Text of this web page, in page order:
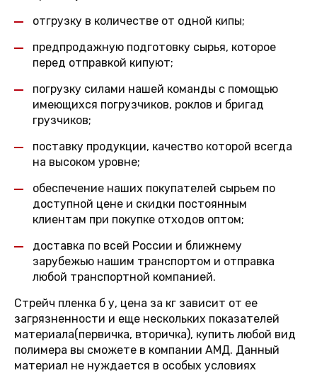
отгрузку в количестве от одной кипы;
предпродажную подготовку сырья, которое
перед отправкой кипуют;
погрузку силами нашей команды с помощью
имеющихся погрузчиков, роклов и бригад
грузчиков;
поставку продукции, качество которой всегда
на высоком уровне;
обеспечение наших покупателей сырьем по
доступной цене и скидки постоянным
клиентам при покупке отходов оптом;
доставка по всей России и ближнему
зарубежью нашим транспортом и отправка
любой транспортной компанией.
Стрейч пленка б у, цена за кг зависит от ее
загрязненности и еще нескольких показателей
материала(первичка, вторичка), купить любой вид
полимера вы сможете в компании АМД. Данный
материал не нуждается в особых условиях